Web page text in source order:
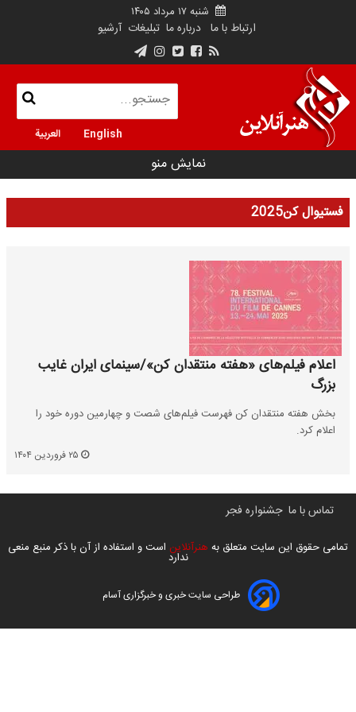
شنبه ۱۷ مرداد ۱۴۰۵
ارتباط با ما درباره ما تبلیغات آرشیو
English العربية
نمایش منو
فستیوال کن2025
اعلام فیلم‌های «هفته منتقدان کن»/سینمای ایران غایب
بزرگ
بخش هفته منتقدان کن فهرست فیلم‌های شصت و چهارمین دوره خود را
اعلام کرد.
تماس با ما جشنواره فجر
تمامی حقوق این سایت متعلق به هنرآنلاین است و استفاده از آن با ذکر منبع منعی
ندارد
طراحی سایت خبری و خبرگزاری آسام